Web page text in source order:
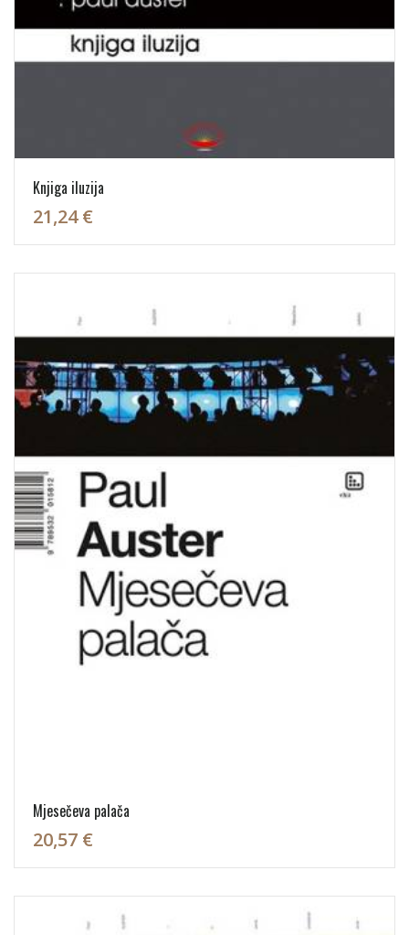
Knjiga iluzija
21,24 €
Mjesečeva palača
20,57 €